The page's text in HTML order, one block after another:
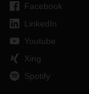
Facebook
LinkedIn
Youtube
Xing
Spotify